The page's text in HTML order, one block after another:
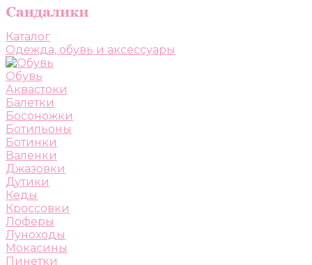
Каталог
Одежда, обувь и аксессуары
Обувь
Аквастоки
Балетки
Босоножки
Ботильоны
Ботинки
Валенки
Джазовки
Дутики
Кеды
Кроссовки
Лоферы
Луноходы
Мокасины
Пинетки